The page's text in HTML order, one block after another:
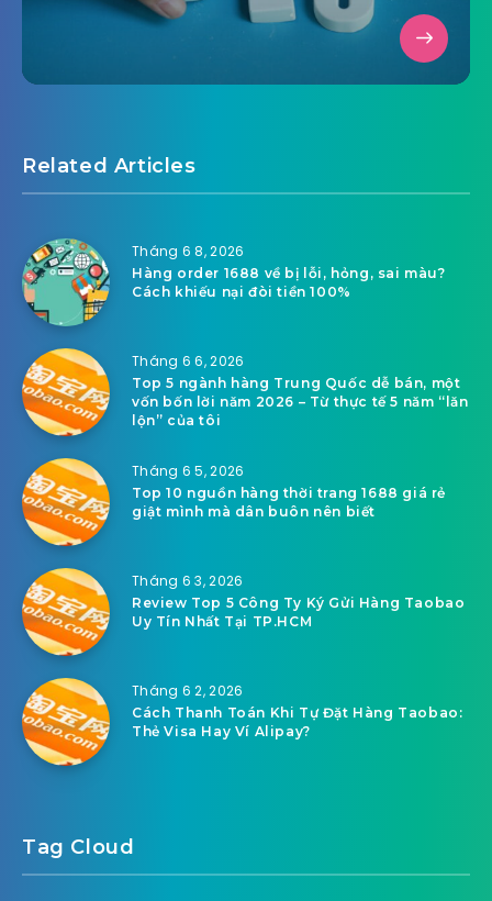
Related Articles
Tháng 6 8, 2026
Hàng order 1688 về bị lỗi, hỏng, sai màu?
Cách khiếu nại đòi tiền 100%
Tháng 6 6, 2026
Top 5 ngành hàng Trung Quốc dễ bán, một
vốn bốn lời năm 2026 – Từ thực tế 5 năm “lăn
lộn” của tôi
Tháng 6 5, 2026
Top 10 nguồn hàng thời trang 1688 giá rẻ
giật mình mà dân buôn nên biết
Tháng 6 3, 2026
Review Top 5 Công Ty Ký Gửi Hàng Taobao
Uy Tín Nhất Tại TP.HCM
Tháng 6 2, 2026
Cách Thanh Toán Khi Tự Đặt Hàng Taobao:
Thẻ Visa Hay Ví Alipay?
Tag Cloud